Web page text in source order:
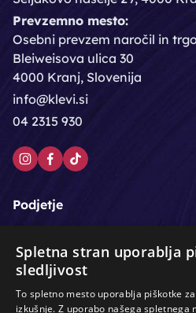
Prevzemno mesto:
Osebni prevzem naročil in
Bleiweisova ulica 30
4000 Kranj, Slovenija
info@klevi.si
04 2315 930
Podjetje
Moj račun
Podpora strankam
Spletna stran uporablja
sledljivost
To spletno mesto uporablja piškotke
izkušnje. Z uporabo našega spletnega